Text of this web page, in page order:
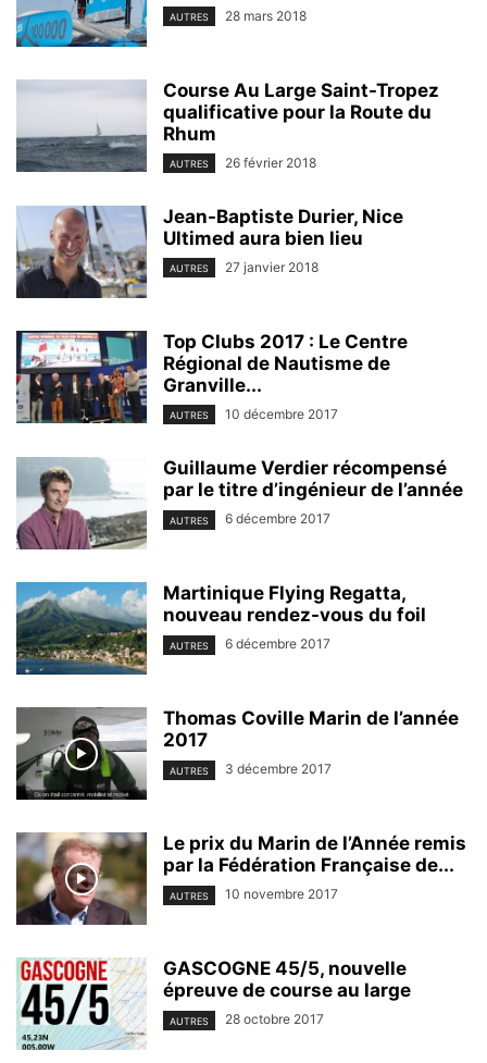
AUTRES 28 mars 2018
Course Au Large Saint-Tropez
qualificative pour la Route du
Rhum
AUTRES 26 février 2018
Jean-Baptiste Durier, Nice
Ultimed aura bien lieu
AUTRES 27 janvier 2018
Top Clubs 2017 : Le Centre
Régional de Nautisme de
Granville...
AUTRES 10 décembre 2017
Guillaume Verdier récompensé
par le titre d’ingénieur de l’année
AUTRES 6 décembre 2017
Martinique Flying Regatta,
nouveau rendez-vous du foil
AUTRES 6 décembre 2017
Thomas Coville Marin de l’année
2017
AUTRES 3 décembre 2017
Le prix du Marin de l’Année remis
par la Fédération Française de...
AUTRES 10 novembre 2017
GASCOGNE 45/5, nouvelle
épreuve de course au large
AUTRES 28 octobre 2017